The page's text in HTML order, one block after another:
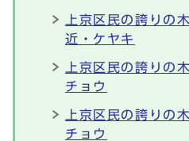
上京区民の誇りの
近・ケヤキ
上京区民の誇りの
チョウ
上京区民の誇りの
チョウ